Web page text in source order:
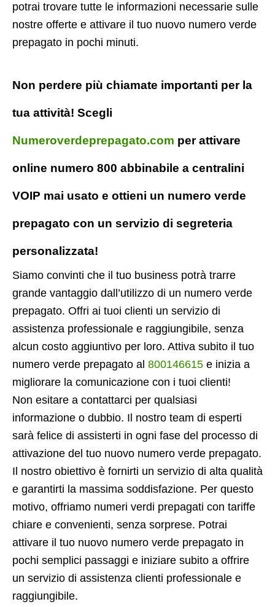
potrai trovare tutte le informazioni necessarie sulle
nostre offerte e attivare il tuo nuovo numero verde
prepagato in pochi minuti.
Non perdere più chiamate importanti per la
tua attività! Scegli
Numeroverdeprepagato.com per attivare
online numero 800 abbinabile a centralini
VOIP mai usato e ottieni un numero verde
prepagato con un servizio di segreteria
personalizzata!
Siamo convinti che il tuo business potrà trarre
grande vantaggio dall’utilizzo di un numero verde
prepagato. Offri ai tuoi clienti un servizio di
assistenza professionale e raggiungibile, senza
alcun costo aggiuntivo per loro. Attiva subito il tuo
numero verde prepagato al 800146615 e inizia a
migliorare la comunicazione con i tuoi clienti!
Non esitare a contattarci per qualsiasi
informazione o dubbio. Il nostro team di esperti
sarà felice di assisterti in ogni fase del processo di
attivazione del tuo nuovo numero verde prepagato.
Il nostro obiettivo è fornirti un servizio di alta qualità
e garantirti la massima soddisfazione. Per questo
motivo, offriamo numeri verdi prepagati con tariffe
chiare e convenienti, senza sorprese. Potrai
attivare il tuo nuovo numero verde prepagato in
pochi semplici passaggi e iniziare subito a offrire
un servizio di assistenza clienti professionale e
raggiungibile.